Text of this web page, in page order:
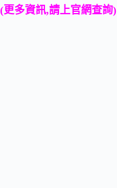
(更多資訊,請上官網查詢)